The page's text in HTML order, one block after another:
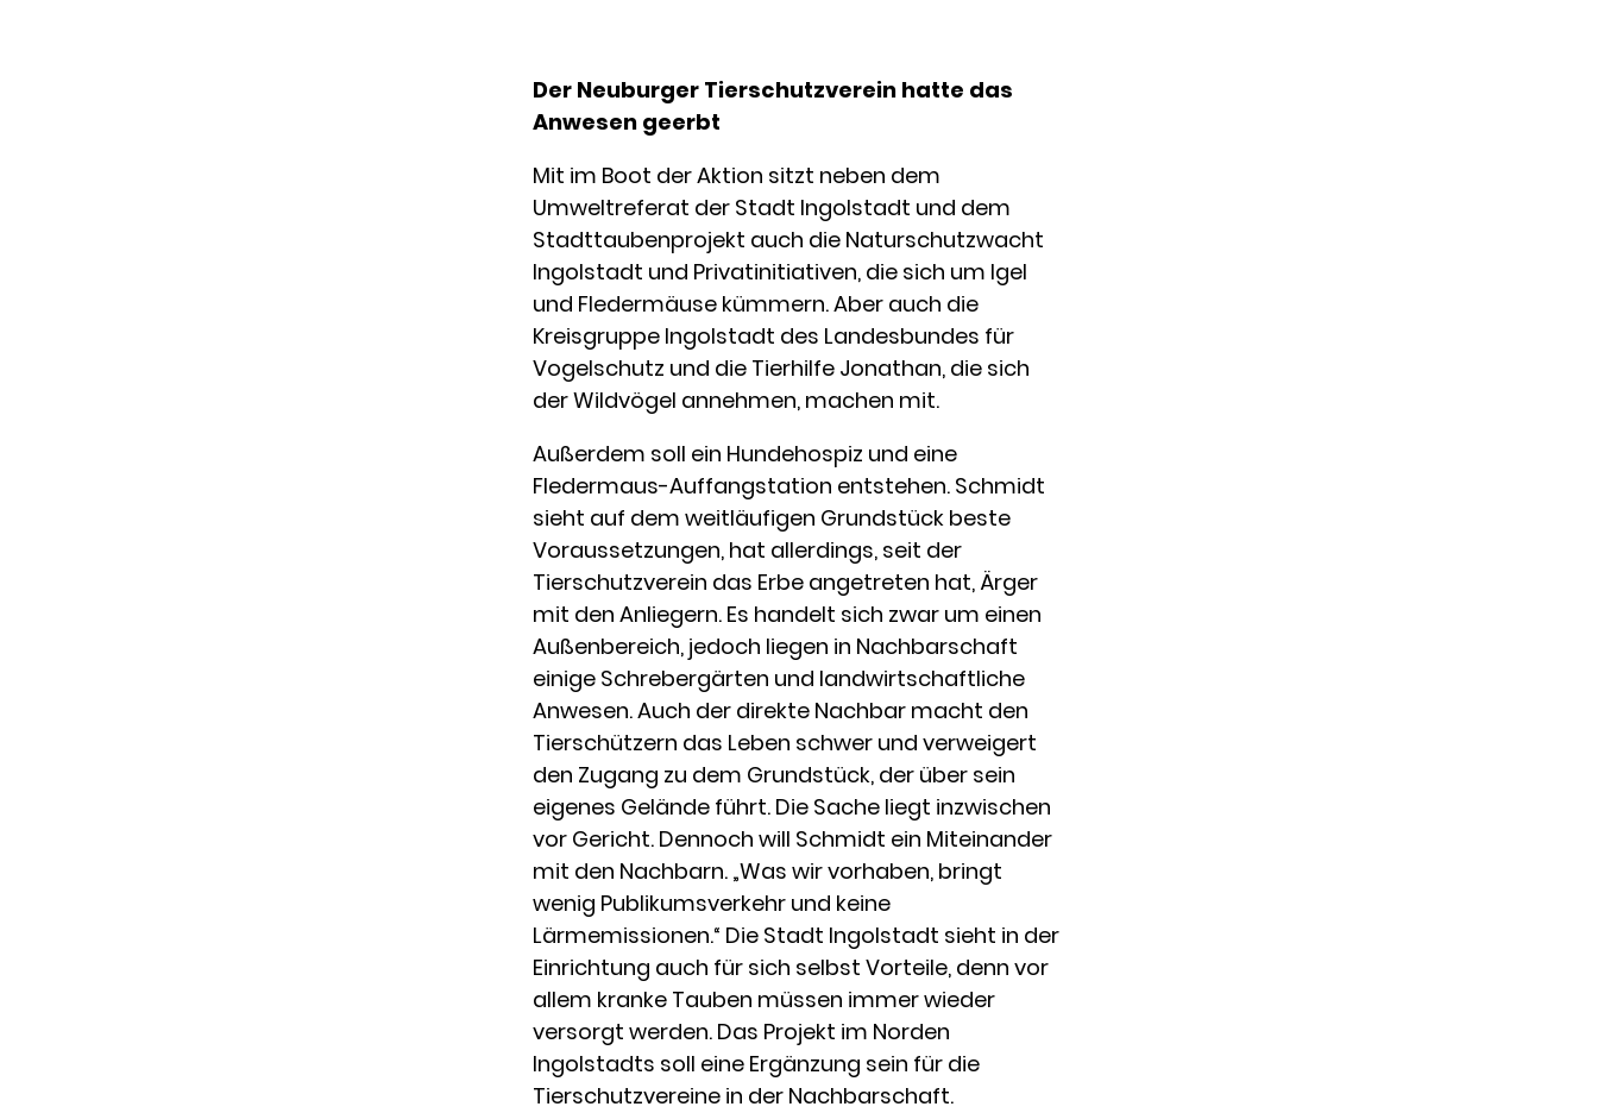
Der Neuburger Tierschutzverein hatte das
Anwesen geerbt
Mit im Boot der Aktion sitzt neben dem
Umweltreferat der Stadt Ingolstadt und dem
Stadttaubenprojekt auch die Naturschutzwacht
Ingolstadt und Privatinitiativen, die sich um Igel
und Fledermäuse kümmern. Aber auch die
Kreisgruppe Ingolstadt des Landesbundes für
Vogelschutz und die Tierhilfe Jonathan, die sich
der Wildvögel annehmen, machen mit.
Außerdem soll ein Hundehospiz und eine
Fledermaus-Auffangstation entstehen. Schmidt
sieht auf dem weitläufigen Grundstück beste
Voraussetzungen, hat allerdings, seit der
Tierschutzverein das Erbe angetreten hat, Ärger
mit den Anliegern. Es handelt sich zwar um einen
Außenbereich, jedoch liegen in Nachbarschaft
einige Schrebergärten und landwirtschaftliche
Anwesen. Auch der direkte Nachbar macht den
Tierschützern das Leben schwer und verweigert
den Zugang zu dem Grundstück, der über sein
eigenes Gelände führt. Die Sache liegt inzwischen
vor Gericht. Dennoch will Schmidt ein Miteinander
mit den Nachbarn. „Was wir vorhaben, bringt
wenig Publikumsverkehr und keine
Lärmemissionen.“ Die Stadt Ingolstadt sieht in der
Einrichtung auch für sich selbst Vorteile, denn vor
allem kranke Tauben müssen immer wieder
versorgt werden. Das Projekt im Norden
Ingolstadts soll eine Ergänzung sein für die
Tierschutzvereine in der Nachbarschaft.